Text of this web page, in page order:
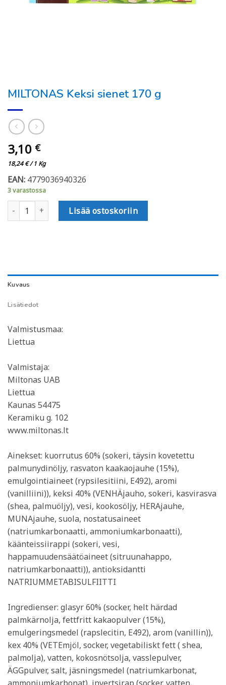
MILTONAS Keksi sienet 170 g
3,10 €
18,24€/ 1 Kg
EAN: 4779036940326
3 varastossa
MILTONAS Keksi sienet 170 g määrä
Lisää ostoskoriin
Kuvaus
Lisätiedot
Valmistusmaa:
Liettua
Valmistaja:
Miltonas UAB
Liettua
Kaunas 54475
Keramiku g. 102
www.miltonas.lt
Ainekset: kuorrutus 60% (sokeri, täysin kovetettu
palmunydinöljy, rasvaton kaakaojauhe (15%),
emulgointiaineet (rypsilesitiini, E492), aromi
(vanilliini)), keksi 40% (VENHÄjauho, sokeri, kasvirasva
(shea, palmuöljy), vesi, kookosöljy, HERAjauhe,
MUNAjauhe, suola, nostatusaineet
(natriumkarbonaatti, ammoniumkarbonaatti),
käänteissiirappi (sokeri, vesi,
happamuudensäätöaineet (sitruunahappo,
natriumkarbonaatti)), antioksidantti
NATRIUMMETABISULFIITTI
Ingredienser: glasyr 60% (socker, helt härdad
palmkärnolja, fettfritt kakaopulver (15%),
emulgeringsmedel (rapslecitin, E492), arom (vanillin)),
kex 40% (VETEmjöl, socker, vegetabiliskt fett ( shea,
palmolja), vatten, kokosnötsolja, vasslepulver,
ÄGGpulver, salt, jäsningsmedel (natriumkarbonat,